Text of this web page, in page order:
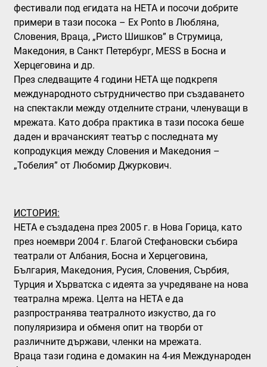
фестивали под егидата на НЕТА и посочи добрите
примери в тази посока – Ex Ponto в Любляна,
Словения, Враца, „Ристо Шишков” в Струмица,
Македония, в Санкт Петербург, MESS в Босна и
Херцеговина и др.
През следващите 4 години НЕТА ще подкрепя
международното сътрудничество при създаването
на спектакли между отделните страни, членуващи в
мрежата. Като добра практика в тази посока беше
даден и врачанският театър с последната му
копродукция между Словения и Македония –
„Тобелия” от Любомир Джуркович.
ИСТОРИЯ:
НЕТА е създадена през 2005 г. в Нова Горица, като
през ноември 2004 г. Благой Стефановски събира
театрали от Албания, Босна и Херцеговина,
България, Македония, Русия, Словения, Сърбия,
Турция и Хърватска с идеята за учредяване на нова
театрална мрежа. Целта на НЕТА е да
разпространява театралното изкуство, да го
популяризира и обменя опит на творби от
различните държави, членки на мрежата.
Враца тази година е домакин на 4-ия Международен